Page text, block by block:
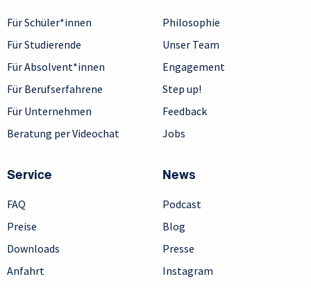
Für Schüler*innen
Für Studierende
Für Absolvent*innen
Für Berufserfahrene
Für Unternehmen
Beratung per Videochat
Philosophie
Unser Team
Engagement
Step up!
Feedback
Jobs
Service
FAQ
Preise
Downloads
Anfahrt
News
Podcast
Blog
Presse
Instagram